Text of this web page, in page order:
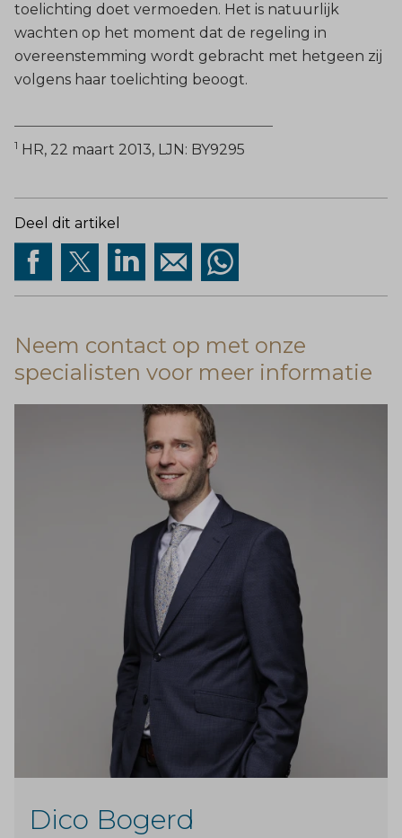
toelichting doet vermoeden. Het is natuurlijk
wachten op het moment dat de regeling in
overeenstemming wordt gebracht met hetgeen zij
volgens haar toelichting beoogt.
1 HR, 22 maart 2013, LJN: BY9295
Deel dit artikel
Neem contact op met onze
specialisten voor meer informatie
Dico Bogerd